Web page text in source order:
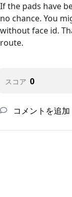
If the pads have
no chance. You
without face id.
route.
スコア 0
コメントを追加